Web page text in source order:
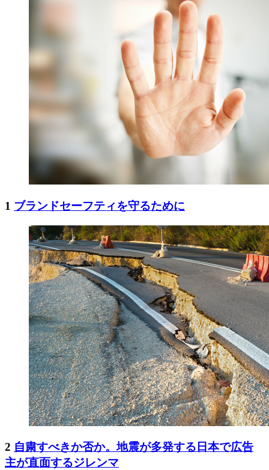
1 ブランドセーフティを守るために
2 自粛すべきか否か。地震が多発する日本で広告
主が直面するジレンマ